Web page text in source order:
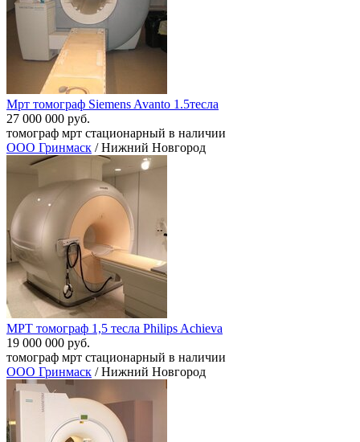
Мрт томограф Siemens Avanto 1.5тесла
27 000 000 руб.
томограф мрт стационарный в наличии
ООО Гринмаск / Нижний Новгород
МРТ томограф 1,5 тесла Philips Achieva
19 000 000 руб.
томограф мрт стационарный в наличии
ООО Гринмаск / Нижний Новгород